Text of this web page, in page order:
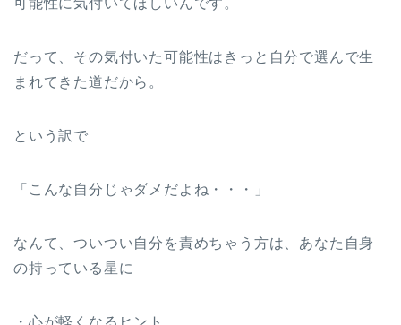
可能性に気付いてほしいんです。
だって、その気付いた可能性はきっと自分で選んで生
まれてきた道だから。
という訳で
「こんな自分じゃダメだよね・・・」
なんて、ついつい自分を責めちゃう方は、あなた自身
の持っている星に